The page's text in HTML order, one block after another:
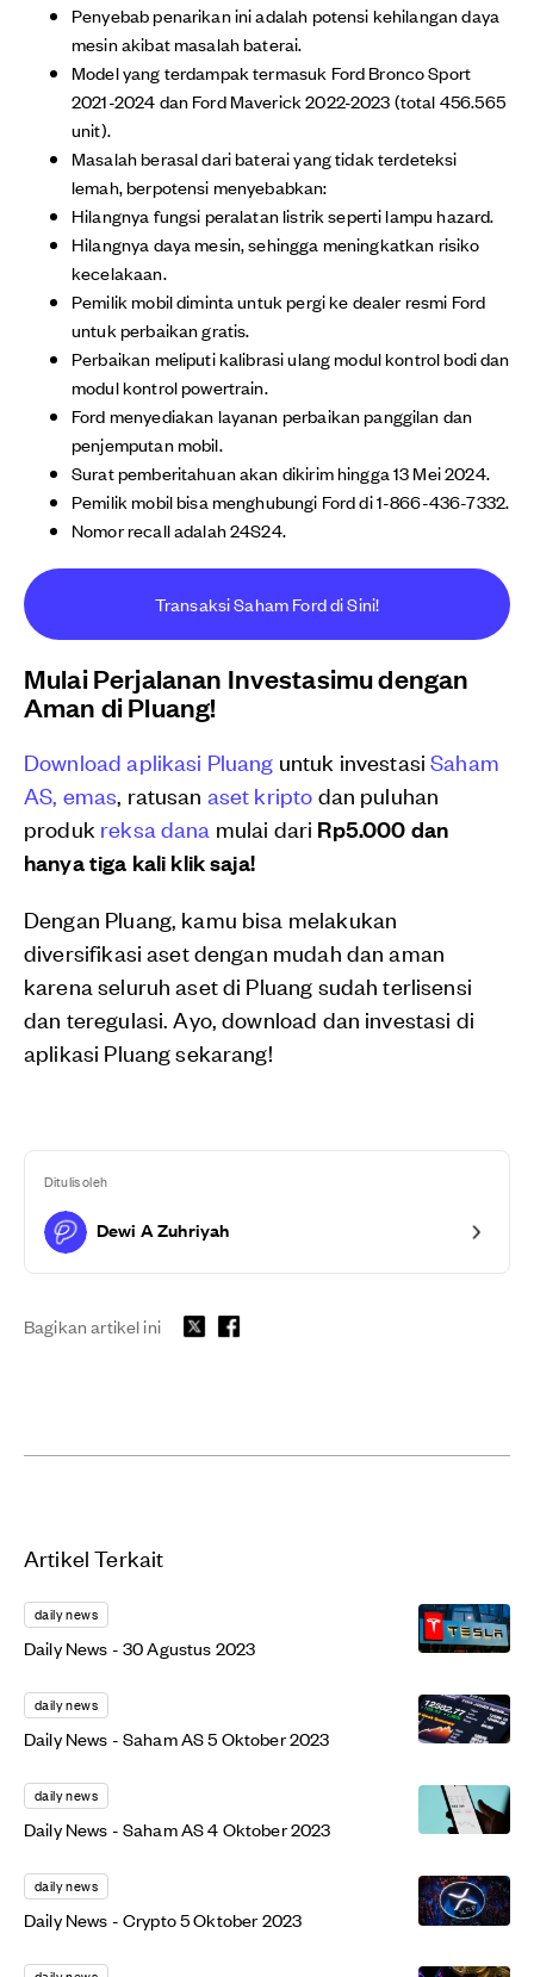
Penyebab penarikan ini adalah potensi kehilangan daya
mesin akibat masalah baterai.
Model yang terdampak termasuk Ford Bronco Sport
2021-2024 dan Ford Maverick 2022-2023 (total 456.565
unit).
Masalah berasal dari baterai yang tidak terdeteksi
lemah, berpotensi menyebabkan:
Hilangnya fungsi peralatan listrik seperti lampu hazard.
Hilangnya daya mesin, sehingga meningkatkan risiko
kecelakaan.
Pemilik mobil diminta untuk pergi ke dealer resmi Ford
untuk perbaikan gratis.
Perbaikan meliputi kalibrasi ulang modul kontrol bodi dan
modul kontrol powertrain.
Ford menyediakan layanan perbaikan panggilan dan
penjemputan mobil.
Surat pemberitahuan akan dikirim hingga 13 Mei 2024.
Pemilik mobil bisa menghubungi Ford di 1-866-436-7332.
Nomor recall adalah 24S24.
Transaksi Saham Ford di Sini!
Mulai Perjalanan Investasimu dengan
Aman di Pluang!
Download aplikasi Pluang untuk investasiSaham
AS, emas , ratusan aset kripto dan puluhan
produk reksa dana mulai dari Rp5.000 dan
hanya tiga kali klik saja!
Dengan Pluang, kamu bisa melakukan
diversifikasi aset dengan mudah dan aman
karena seluruh aset di Pluang sudah terlisensi
dan teregulasi. Ayo, download dan investasi di
aplikasi Pluang sekarang!
Ditulis oleh
Dewi A Zuhriyah
Bagikan artikel ini
Artikel Terkait
daily news
Daily News - 30 Agustus 2023
daily news
Daily News - Saham AS 5 Oktober 2023
daily news
Daily News - Saham AS 4 Oktober 2023
daily news
Daily News - Crypto 5 Oktober 2023